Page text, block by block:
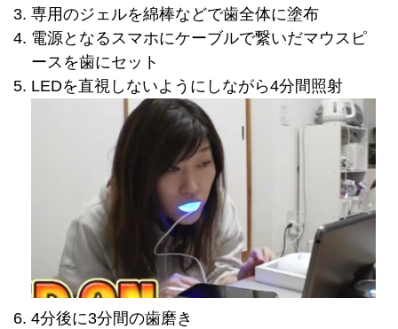
専用のジェルを綿棒などで歯全体に塗布
電源となるスマホにケーブルで繋いだマウスピ
ースを歯にセット
LEDを直視しないようにしながら4分間照射
4分後に3分間の歯磨き